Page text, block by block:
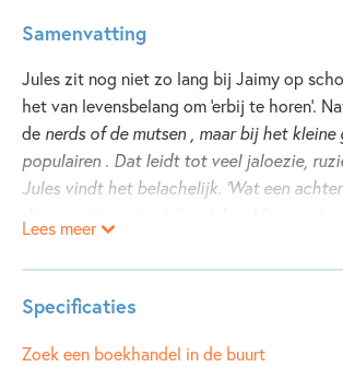
Samenvatting
Jules zit nog niet zo lang bij Jaimy op
het van levensbelang om 'erbij te horen'.
de nerdsof demutsen, maar bij het kleine
populairen . Dat leidt tot veel jaloezie,
Jules vindt het belachelijk. 'Wat een
tussen te komen.'
excursie naar het Funforest in Venlo, een
moeilijke en uitdagende klimroutes, hoog
wordt een spannend en vrolijk avontuur,
kan aflopen als de kinderen echt
Lees meer
Specificaties
Leeftijdsindicatie: 10 - 12 jaar
Zoek een boekhandel in de buurt